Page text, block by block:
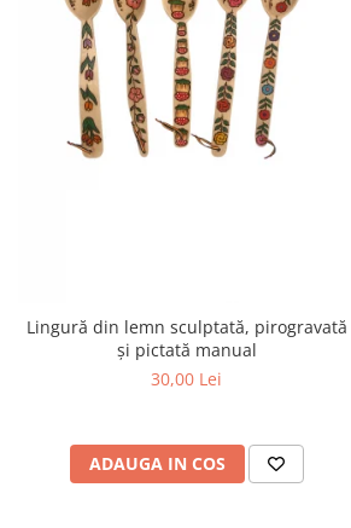
Lingură din lemn sculptată, pirogravată
și pictată manual
30,00 Lei
ADAUGA IN COS